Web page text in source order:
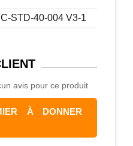
STD-40-004 V3-1
avis pour ce produit
À DONNER